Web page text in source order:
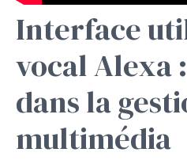
Interface
vocal Alexa
dans la
multimédia